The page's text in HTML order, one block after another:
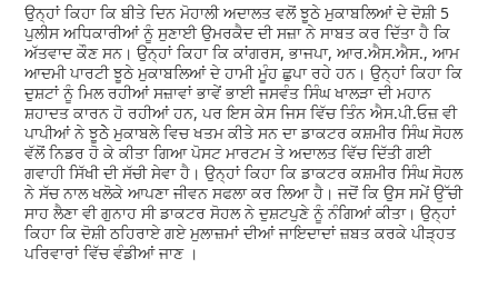
ਉਨ੍ਹਾਂ ਕਿਹਾ ਕਿ ਬੀਤੇ ਦਿਨ ਮੋਹਾਲੀ ਅਦਾਲਤ ਵਲੋਂ ਝੂਠੇ ਮੁਕਾਬਲਿਆਂ ਦੇ ਦੋਸ਼ੀ 5
ਪੁਲੀਸ ਅਧਿਕਾਰੀਆਂ ਨੂੰ ਸੁਣਾਈ ਉਮਰਕੈਦ ਦੀ ਸਜ਼ਾ ਨੇ ਸਾਬਤ ਕਰ ਦਿੱਤਾ ਹੈ ਕਿ
ਅੱਤਵਾਦ ਕੌਣ ਸਨ। ਉਨ੍ਹਾਂ ਕਿਹਾ ਕਿ ਕਾਂਗਰਸ, ਭਾਜਪਾ, ਆਰ.ਐਸ.ਐਸ., ਆਮ
ਆਦਮੀ ਪਾਰਟੀ ਝੂਠੇ ਮੁਕਾਬਲਿਆਂ ਦੇ ਹਾਮੀ ਮੂੰਹ ਛੁਪਾ ਰਹੇ ਹਨ। ਉਨ੍ਹਾਂ ਕਿਹਾ ਕਿ
ਦੁਸ਼ਟਾਂ ਨੂੰ ਮਿਲ ਰਹੀਆਂ ਸਜ਼ਾਵਾਂ ਭਾਵੇਂ ਭਾਈ ਜਸਵੰਤ ਸਿੰਘ ਖਾਲੜਾ ਦੀ ਮਹਾਨ
ਸ਼ਹਾਦਤ ਕਾਰਨ ਹੋ ਰਹੀਆਂ ਹਨ, ਪਰ ਇਸ ਕੇਸ ਜਿਸ ਵਿੱਚ ਤਿੰਨ ਐਸ.ਪੀ.ਓਜ਼ ਵੀ
ਪਾਪੀਆਂ ਨੇ ਝੂਠੇੇ ਮੁਕਾਬਲੇ ਵਿਚ ਖਤਮ ਕੀਤੇ ਸਨ ਦਾ ਡਾਕਟਰ ਕਸ਼ਮੀਰ ਸਿੰਘ ਸੋਹਲ
ਵੱਲੋਂ ਨਿਡਰ ਹੋ ਕੇ ਕੀਤਾ ਗਿਆ ਪੋਸਟ ਮਾਰਟਮ ਤੇ ਅਦਾਲਤ ਵਿੱਚ ਦਿੱਤੀ ਗਈ
ਗਵਾਹੀ ਸਿੱਖੀ ਦੀ ਸੱਚੀ ਸੇਵਾ ਹੈ। ਉਨ੍ਹਾਂ ਕਿਹਾ ਕਿ ਡਾਕਟਰ ਕਸ਼ਮੀਰ ਸਿੰਘ ਸੋਹਲ
ਨੇ ਸੱਚ ਨਾਲ ਖਲੋਕੇ ਆਪਣਾ ਜੀਵਨ ਸਫਲਾ ਕਰ ਲਿਆ ਹੈ। ਜਦੋਂ ਕਿ ਉਸ ਸਮੇਂ ਉੱਚੀ
ਸਾਹ ਲੈਣਾ ਵੀ ਗੁਨਾਹ ਸੀ ਡਾਕਟਰ ਸੋਹਲ ਨੇ ਦੁਸ਼ਟਪੁਣੇ ਨੂੰ ਨੰਗਿਆਂ ਕੀਤਾ। ਉਨ੍ਹਾਂ
ਕਿਹਾ ਕਿ ਦੋਸ਼ੀ ਠਹਿਰਾਏ ਗਏ ਮੁਲਾਜ਼ਮਾਂ ਦੀਆਂ ਜਾਇਦਾਦਾਂ ਜ਼ਬਤ ਕਰਕੇ ਪੀੜ੍ਹਤ
ਪਰਿਵਾਰਾਂ ਵਿੱਚ ਵੰਡੀਆਂ ਜਾਣ ।